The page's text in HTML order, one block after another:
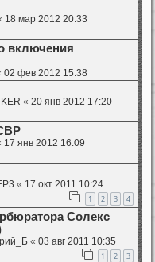
18 мар 2012 20:33
включения
02 фев 2012 15:38
« 20 янв 2012 17:20
17 янв 2012 16:09
« 17 окт 2011 10:24
1 2 3 4
Солекс
« 03 авг 2011 10:35
1 2 3